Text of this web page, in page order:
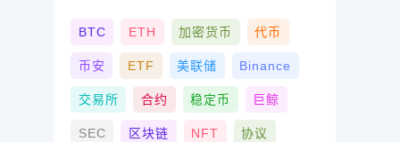
BTC ETH 加密货币 代币
币安 ETF 美联储 Binance
交易所 合约 稳定币 巨鲸
SEC 区块链 NFT 协议